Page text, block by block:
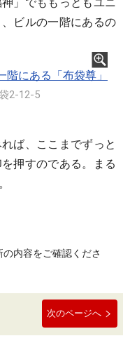
ビルの一階にあるの
2-12-5
ば、ここまでずっと
押すのである。まる
内容をご確認くださ
次のページへ